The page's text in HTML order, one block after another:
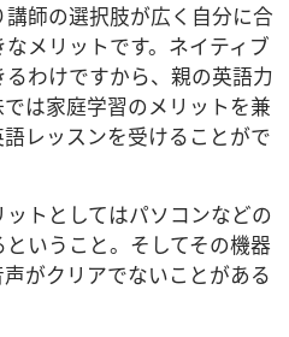
師の選択肢が広く自分に合
メリットです。ネイティブ
わけですから、親の英語力
は家庭学習のメリットを兼
レッスンを受けることがで
トとしてはパソコンなどの
いうこと。そしてその機器
がクリアでないことがある